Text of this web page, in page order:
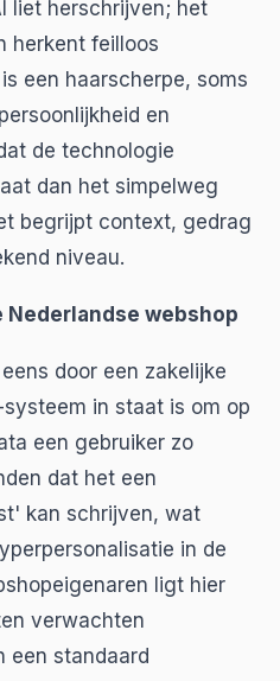
liet herschrijven; het
herkent feilloos
een haarscherpe, soms
en
de technologie
dan het simpelweg
begrijpt context, gedrag
niveau.
Nederlandse webshop
door een zakelijke
in staat is om op
een gebruiker zo
dat het een
kan schrijven, wat
in de
ligt hier
verwachten
een standaard